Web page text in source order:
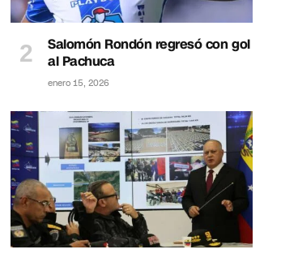
Salomón Rondón regresó con gol
al Pachuca
enero 15, 2026